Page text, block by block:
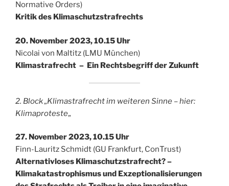
Normative Orders)
Kritik des Klimaschutzstrafrechts
20. November 2023, 10.15 Uhr
Nicolai von Maltitz (LMU München)
Klimastrafrecht – Ein Rechtsbegriff der Zukunft
2. Block „Klimastrafrecht im weiteren Sinne – hier:
Klimaproteste„
27. November 2023, 10.15 Uhr
Finn-Lauritz Schmidt (GU Frankfurt, ConTrust)
Alternativloses Klimaschutzstrafrecht? –
Klimakatastrophismus und Exzeptionalisierungen